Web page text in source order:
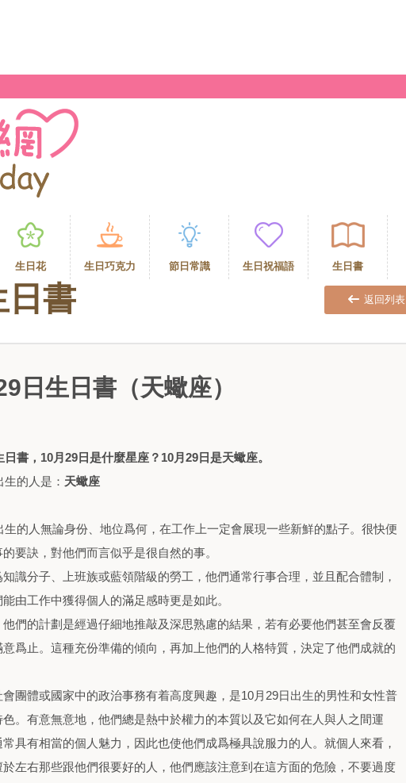
生日花 生日巧克力 節日常識 生日祝福語 生日書
日書 返回列表
日生日書（天蠍座）
日書，10月29日是什麼星座？10月29日是天蠍座。
的人是： 天蠍座
生的人無論身份、地位爲何，在工作上一定會展現一些新鮮的點子。很快便
要訣，對他們而言似乎是很自然的事。
識分子、上班族或藍領階級的勞工，他們通常行事合理，並且配合體制，
由工作中獲得個人的滿足感時更是如此。
他們的計劃是經過仔細地推敲及深思熟慮的結果，若有必要他們甚至會反覆
意爲止。這種充份準備的傾向，再加上他們的人格特質，決定了他們成就的
團體或國家中的政治事務有着高度興趣，是10月29日出生的男性和女性普
。有意無意地，他們總是熱中於權力的本質以及它如何在人與人之間運
具有相當的個人魅力，因此也使他們成爲極具說服力的人。就個人來看，
左右那些跟他們很要好的人，他們應該注意到在這方面的危險，不要過度